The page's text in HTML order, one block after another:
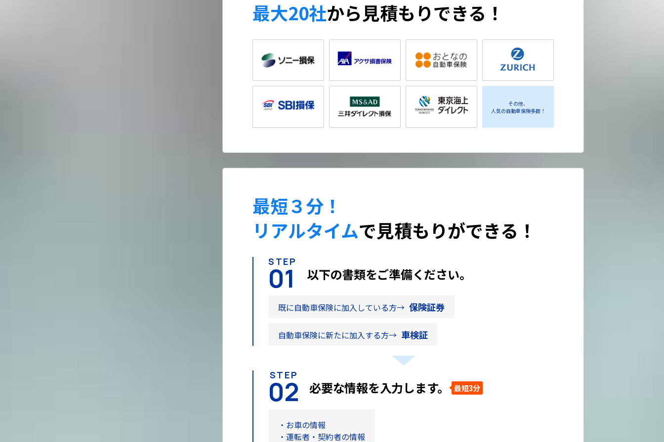
最大20社から見積もりできる！
その他、
人気の自動車保険多数！
最短３分！
リアルタイムで見積もりができる！
STEP
01 以下の書類をご準備ください。
既に自動車保険に加入している方→ 保険証券
自動車保険に新たに加入する方→ 車検証
STEP
02 必要な情報を入力します。 最短3分
お車の情報
運転者・契約者の情報